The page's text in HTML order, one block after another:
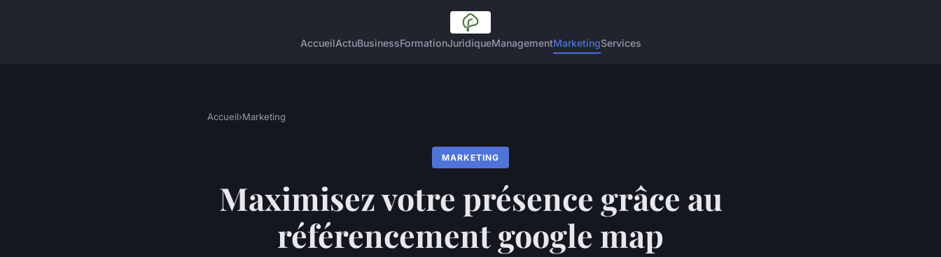
AccueilActuBusinessFormationJuridiqueManagementMarketingServices
Accueil›Marketing
MARKETING
Maximisez votre présence grâce au
référencement google map